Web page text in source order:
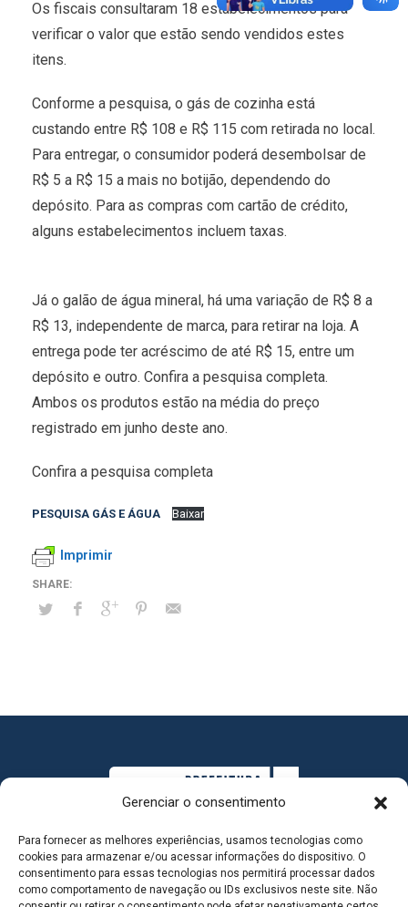
Gerenciar o consentimento
Para fornecer as melhores experiências, usamos tecnologias como
cookies para armazenar e/ou acessar informações do dispositivo. O
consentimento para essas tecnologias nos permitirá processar dados
como comportamento de navegação ou IDs exclusivos neste site. Não
Os fiscais consultaram 18 estabelecimentos para
verificar o valor que estão sendo vendidos estes
itens.
Conforme a pesquisa, o gás de cozinha está
custando entre R$ 108 e R$ 115 com retirada no local.
Para entregar, o consumidor poderá desembolsar de
R$ 5 a R$ 15 a mais no botijão, dependendo do
depósito. Para as compras com cartão de crédito,
alguns estabelecimentos incluem taxas.
Já o galão de água mineral, há uma variação de R$ 8 a
R$ 13, independente de marca, para retirar na loja. A
entrega pode ter acréscimo de até R$ 15, entre um
depósito e outro. Confira a pesquisa completa.
Ambos os produtos estão na média do preço
registrado em junho deste ano.
Confira a pesquisa completa
PESQUISA GÁS E ÁGUA Baixar
Imprimir